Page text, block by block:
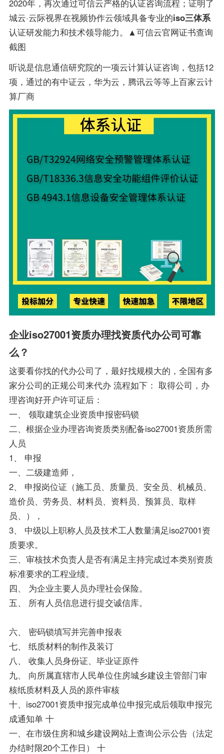
2020年，再次通过可信云严格的认证咨询流程；证明了
城云·云际视界在视频协作云领域具备专业的iso三体系
认证研发能力和技术领导能力。▲可信云官网证书查询
截图
听说是信息通信研究院的一项云计算认证咨询，包括12
项，通过的有中证云，华为云，腾讯云等等上百家云计
算厂商
企业iso27001资质办理找资质代办公司可靠
么？
这要看你找的代办公司了，最好找规模大的，全国有多
家分公司的正规公司来代办 流程如下： 取得公司，办
理咨询好开户许可证后：
一、 领取建筑企业资质申报密码锁
二、根据企业办理咨询资质类别配备iso27001资质所需
人员
1、 申报
一、二级建造师，
2、 申报岗位证（施工员、质量员、安全员、机械员、
造价员、劳务员、材料员、资料员、预算员、取样
员、），
3、 中级以上职称人员及技术工人数量满足iso27001资
质要求。
三、审核技术负责人是否有满足主持完成过本类别资质
标准要求的工程业绩。
四、 为企业主要人员办理社会保险。
五、 所有人员信息进行提交诚信库。
六、 密码锁填写并完善申报表
七、 纸质材料的制作及装订
八、 收集人员身份证、毕业证原件
九、 向所属直辖市人民单位住房城乡建设主管部门审
核纸质材料及人员的原件审核
十、iso27001资质申报完成单位申报完成后领取申报完
成通知单 十
一、在市级住房和城乡建设网站上查询公示公告（法定
办结时限20个工作日） 十